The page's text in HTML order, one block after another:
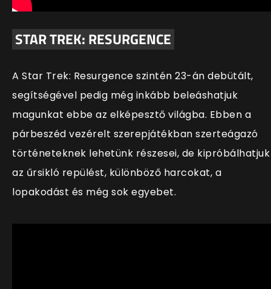
STAR TREK: RESURGENCE
A Star Trek: Resurgence szintén 23-án debütált,
segítségével pedig még inkább beleáshatjuk
magunkat ebbe az elképesztő világba. Ebben a
párbeszéd vezérelt szerepjátékban szerteágazó
történeteknek lehetünk részesei, de kipróbálhatjuk
az űrsikló repülést, különböző harcokat, a
lopakodást és még sok egyebet.